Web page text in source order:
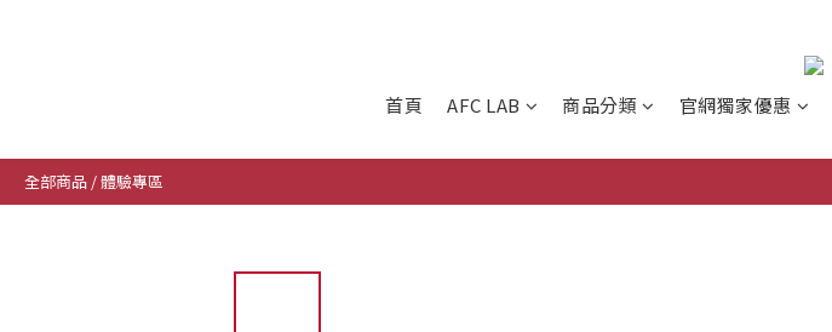
首頁 AFC LAB 商品分類 官網獨家優惠
全部商品 /體驗專區